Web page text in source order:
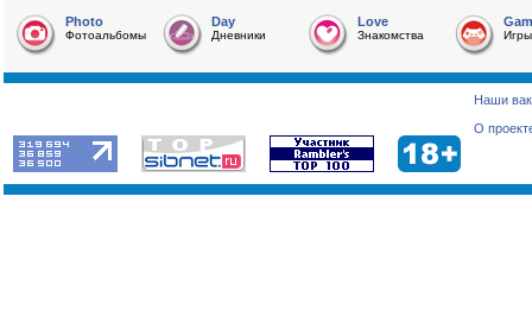
Photo
Фотоальбомы
Day
Дневники
Love
Знакомства Игры
Наши
О